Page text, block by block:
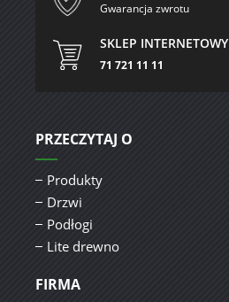
Gwarancja zwrotu
SKLEP INTERNETOWY
71 721 11 11
PRZECZYTAJ O
Produkty
Drzwi
Podłogi
Lite drewno
FIRMA